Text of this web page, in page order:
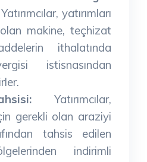
Yatırımcılar, yatırımları
makine, teçhizat
ithalatında
istisnasından
Yatırımcılar,
gerekli olan araziyi
tahsis edilen
indirimli